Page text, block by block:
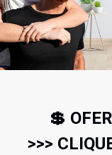
💲
>>>